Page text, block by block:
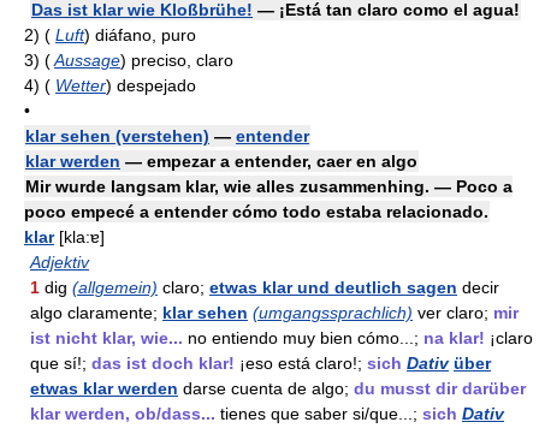
Das ist klar wie Kloßbrühe! — ¡Está tan claro como el agua!
2) ( Luft) diáfano, puro
3) (Aussage) preciso, claro
4) ( Wetter) despejado
•
klar sehen (verstehen) — entender
klar werden — empezar a entender, caer en algo
Mir wurde langsam klar, wie alles zusammenhing. — Poco a
poco empecé a entender cómo todo estaba relacionado.
klar[kla:ɐ]
Adjektiv
1 dig (allgemein) claro; etwas klar und deutlich sagen decir
algo claramente; klar sehen (umgangssprachlich) ver claro; mir
ist nicht klar, wie... no entiendo muy bien cómo...; na klar! ¡claro
que sí!; das ist doch klar! ¡eso está claro!; sich Dativ über
etwas klar werden darse cuenta de algo; du musst dir darüber
klar werden, ob/dass... tienes que saber si/que...; sich Dativ